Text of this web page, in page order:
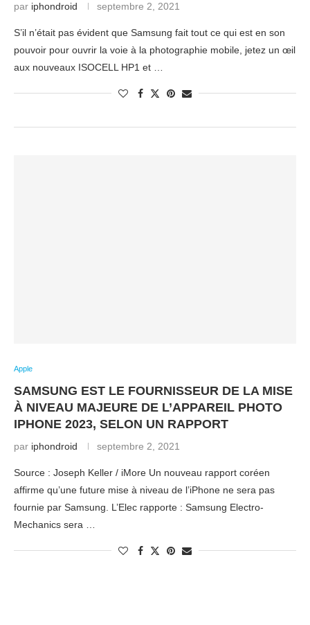
par iphondroid septembre 2, 2021
S’il n’était pas évident que Samsung fait tout ce qui est en son
pouvoir pour ouvrir la voie à la photographie mobile, jetez un œil
aux nouveaux ISOCELL HP1 et …
Apple
SAMSUNG EST LE FOURNISSEUR DE LA MISE
À NIVEAU MAJEURE DE L’APPAREIL PHOTO
IPHONE 2023, SELON UN RAPPORT
par iphondroid septembre 2, 2021
Source : Joseph Keller / iMore Un nouveau rapport coréen
affirme qu’une future mise à niveau de l’iPhone ne sera pas
fournie par Samsung. L’Elec rapporte : Samsung Electro-
Mechanics sera …